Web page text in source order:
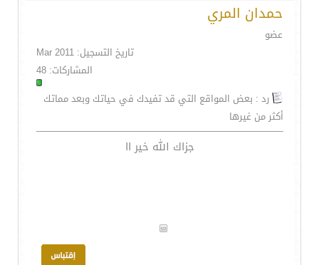
حمدان المري
عضو
تاريخ التسجيل: Mar 2011
المشاركات: 48
رد : بعض المواقع التي قد تفيدك في حياتك وبعد مماتك
أكثر من غيرها
جزاك الله خير اا